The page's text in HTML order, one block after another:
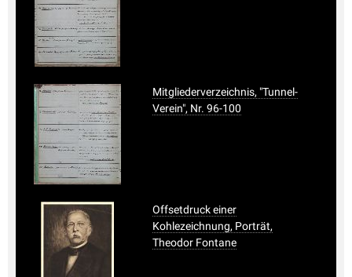
Mitgliederverzeichnis, "Tunnel-
Verein", Nr. 96-100
Offsetdruck einer
Kohlezeichnung, Porträt,
Theodor Fontane